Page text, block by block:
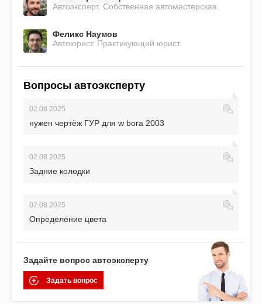
Автоэксперт. Собственная автомастерская.
Феликс Наумов
Автоюрист. Практикующий юрист.
Вопросы автоэксперту
02.08.2025
нужен чертёж ГУР для w bora 2003
02.08.2025
Задние колодки
02.08.2025
Определение цвета
Задайте вопрос автоэксперту
Задать вопрос